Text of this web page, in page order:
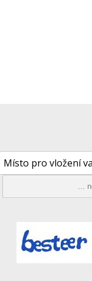
Místo pro vložení